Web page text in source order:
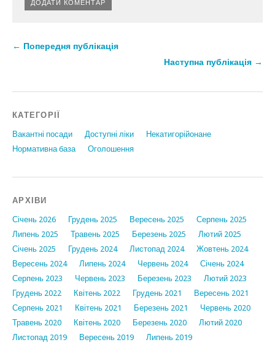
← Попередня публікація
Наступна публікація →
КАТЕГОРІЇ
Вакантні посади Доступні ліки
Некатигорійонане
Нормативна база
Оголошення
АРХІВИ
Січень 2026 Грудень 2025 Вересень 2025
Серпень 2025
Липень 2025
Травень 2025 Березень 2025
Лютий 2025
Січень 2025
Грудень 2024 Листопад 2024
Жовтень 2024
Вересень 2024
Липень 2024 Червень 2024
Січень 2024
Серпень 2023
Червень 2023 Березень 2023
Лютий 2023
Грудень 2022
Квітень 2022 Грудень 2021
Вересень 2021
Серпень 2021
Квітень 2021 Березень 2021
Червень 2020
Травень 2020
Квітень 2020 Березень 2020
Лютий 2020
Листопад 2019
Вересень 2019
Липень 2019